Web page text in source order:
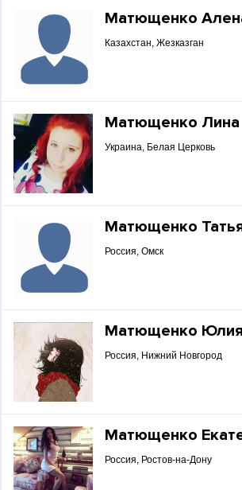
Матющенко
Казахстан, Жезказган
Матющенко Лина
Украина, Белая Церковь
Матющенко
Россия, Омск
Матющенко Юлия
Россия, Нижний Новгород
Матющенко
Россия, Ростов-на-Дону